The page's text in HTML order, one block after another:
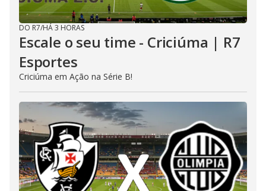
DO R7/HÁ 3 HORAS
Escale o seu time - Criciúma | R7
Esportes
Criciúma em Ação na Série B!